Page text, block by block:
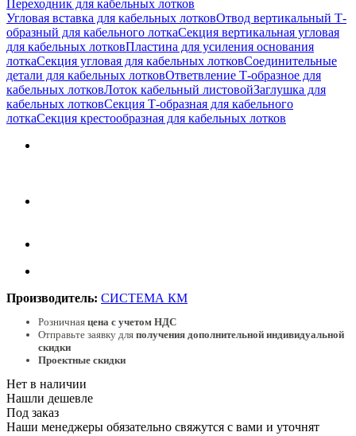
Переходник для кабельных лотков
Угловая вставка для кабельных лотковОтвод вертикальный Т-
образный для кабельного лоткаСекция вертикальная угловая
для кабельных лотковПластина для усиления основания
лоткаСекция угловая для кабельных лотковСоединительные
детали для кабельных лотковОтветвление Т-образное для
кабельных лотковЛоток кабельный листовойЗаглушка для
кабельных лотковСекция Т-образная для кабельного
лоткаСекция крестообразная для кабельных лотков
Производитель: СИСТЕМА КМ
Розничная цена с учетом НДС
Отправьте заявку для получения дополнительной индивидуальной
скидки
Проектные скидки
Нет в наличии
Нашли дешевле
Под заказ
Наши менеджеры обязательно свяжутся с вами и уточнят